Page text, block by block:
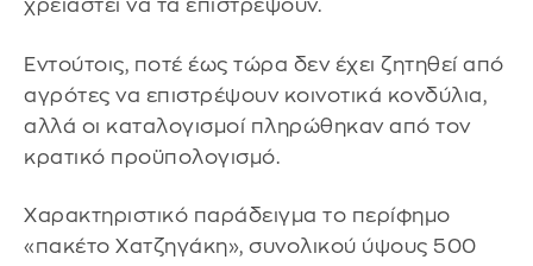
χρειαστεί να τα επιστρέψουν.
Εντούτοις, ποτέ έως τώρα δεν έχει ζητηθεί από
αγρότες να επιστρέψουν κοινοτικά κονδύλια,
αλλά οι καταλογισμοί πληρώθηκαν από τον
κρατικό προϋπολογισμό.
Χαρακτηριστικό παράδειγμα το περίφημο
«πακέτο Χατζηγάκη», συνολικού ύψους 500